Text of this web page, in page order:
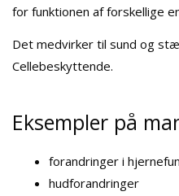
for funktionen af forskellige
Det medvirker til sund og
Cellebeskyttende.
Eksempler på
forandringer i
hudforandringer